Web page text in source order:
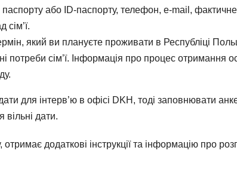
або ID-паспорту, телефон, e-mail, фактичне
який ви плануєте проживати в Республіці
сім’ї. Інформація про процес отримання
для інтерв’ю в офісі DKH, тоді заповнювати
дати.
додаткові інструкції та інформацію про